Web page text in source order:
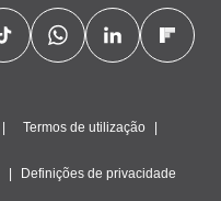
Termos de utilização
Definições de privacidade